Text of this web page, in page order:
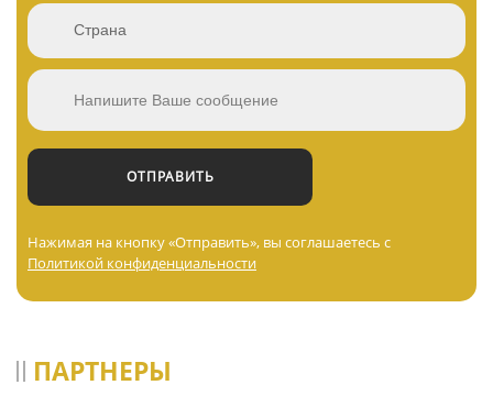
Нажимая на кнопку «Отправить», вы соглашаетесь с
Политикой конфиденциальности
ПАРТНЕРЫ